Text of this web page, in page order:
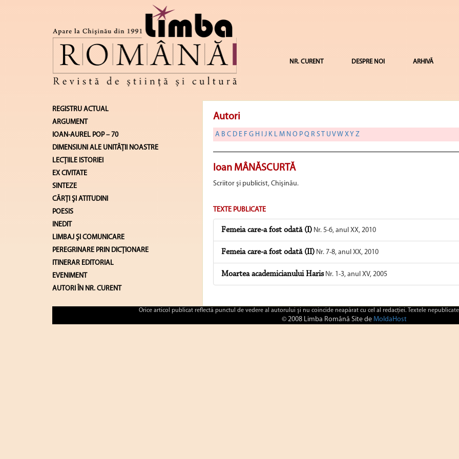
NR. CURENT DESPRE NOI ARHIVĂ
REGISTRU ACTUAL
ARGUMENT
IOAN-AUREL POP – 70
DIMENSIUNI ALE UNITĂŢII NOASTRE
LECŢIILE ISTORIEI
EX CIVITATE
SINTEZE
CĂRŢI ŞI ATITUDINI
POESIS
INEDIT
LIMBAJ ŞI COMUNICARE
PEREGRINARE PRIN DICȚIONARE
ITINERAR EDITORIAL
EVENIMENT
AUTORI ÎN NR. CURENT
Autori
A B C D E F G H J K L M N O P Q R ST U VW XY Z
Ioan MÂNĂSCURTĂ
Scriitor şi publicist, Chişinău.
TEXTE PUBLICATE
Femeia care-a fost odată (I)Nr. 5-6, anul XX, 2010
Femeia care-a fost odată (II)Nr. 7-8, anul XX, 2010
Moartea academicianului HarisNr. 1-3, anul XV, 2005
Orice articol publicat reflectă punctul de vedere al autorului şi nu coincide neapărat cu cel al redacţiei. Textele
© 2008 Limba Română Site de MoldaHost